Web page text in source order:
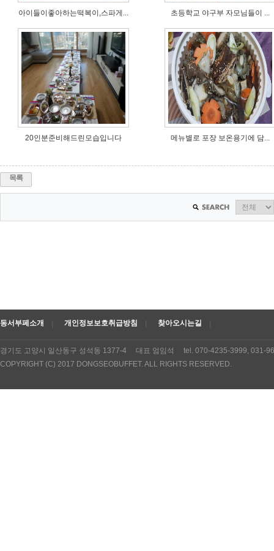
아이들이좋아하는떡복이,스파게... 초등학교 야구부 자모님들이 ...
20인분준비해드린모습입니다 메뉴별로 포장 보온용기에 담...
목록
동서부페소개 개인정보보호취급방침 찾아오시는길
경기도 고양시 일산동구 성석동 1377-4 대표 엄임석 tel. 070-4235-3999,
COPYRIGHT (C) 2017 DONGSEOBUFFET. ALL RIGHTS RESERVED.